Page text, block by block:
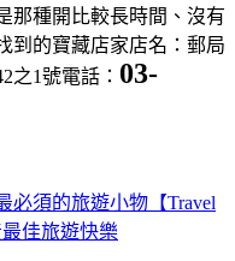
那種開比較長時間、沒有
到的寶藏店家店名：郵局
之1號電話： 03-
必須的旅遊小物【Travel
佳旅遊快樂